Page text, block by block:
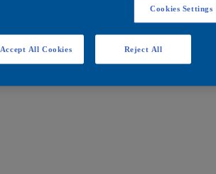
Cookies Settings
Reject All
Accept All Cookies